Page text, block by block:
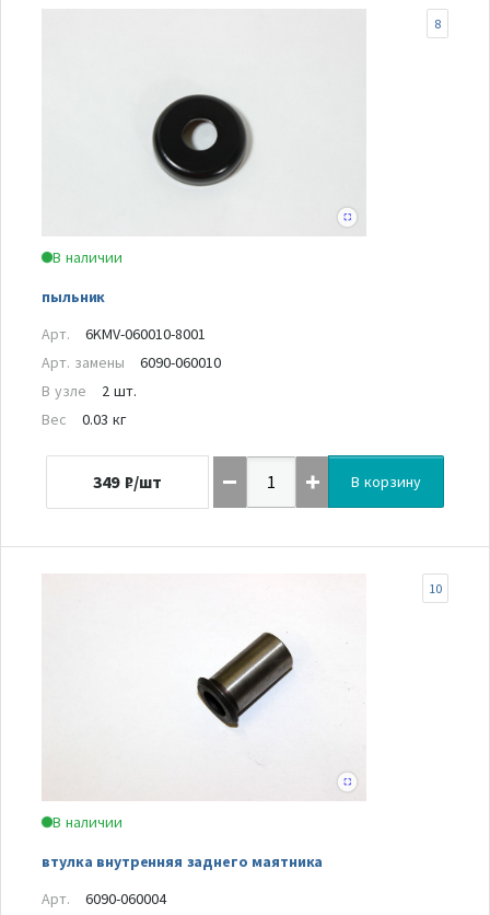
В наличии
пыльник
8
Арт.
6KMV-060010-8001
Арт. замены
6090-060010
В узле
2 шт.
Вес
0.03 кг
349 ₽/шт В корзину
В наличии
втулка внутренняя заднего маятника
10
Арт.
6090-060004